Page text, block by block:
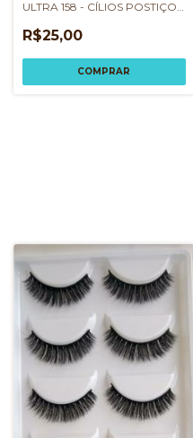
ULTRA 158 - CÍLIOS POSTIÇOS
R$25,00